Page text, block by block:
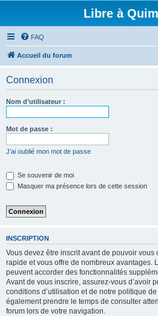
Libre à
FAQ
Accueil du forum
Connexion
Nom d’utilisateur :
Mot de passe :
J’ai oublié mon mot de passe
Se souvenir de moi
Masquer ma présence lors de cette session
INSCRIPTION
Vous devez être inscrit avant de pouvoir vous
rapide et vous offre de nombreux avantages.
peuvent accorder des fonctionnalités
Avant de vous inscrire, assurez-vous d’avoir
conditions d’utilisation et de notre politique
également prendre le temps de consulter
forum lors de votre navigation.